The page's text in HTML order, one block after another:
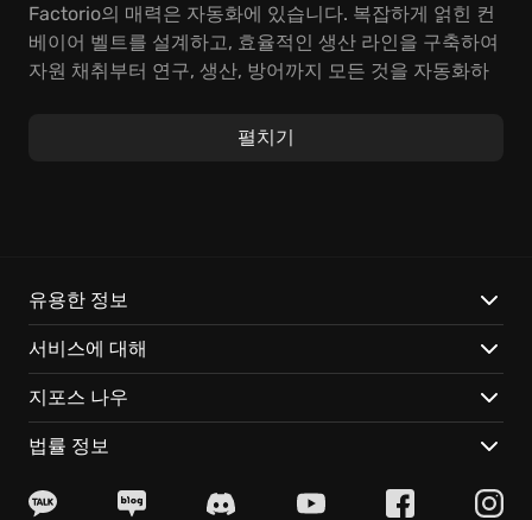
Factorio의 매력은 자동화에 있습니다. 복잡하게 얽힌 컨
베이어 벨트를 설계하고, 효율적인 생산 라인을 구축하여
자원 채취부터 연구, 생산, 방어까지 모든 것을 자동화하
는 과정 속에서 당신은 최고의 공학 전문가로 거듭날 것
제 손으로 일구는 자동화 제국:손바닥만 한 시작에서, 행
성 전체를 덮는 당신만의 제국을 건설하세요.
손끝에서 펼쳐지는 최첨단 기술:
잠재력을 최대치로 끌어올려 보세요.
언제 어디서든, 클라우드로 즐기는 자동화:
시간과 장소에
Factorio에서 당신의 공학적 재능을 마음껏 발휘하고, 자
펼치기
유용한 정보
서비스에 대해
지포스 나우
법률 정보